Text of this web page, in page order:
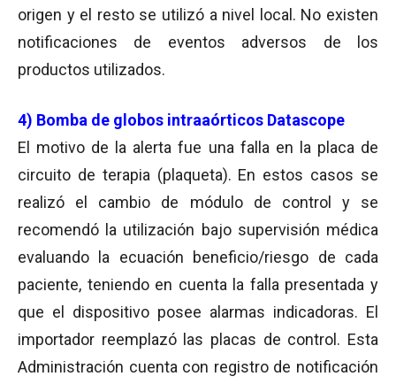
origen y el resto se utilizó a nivel local. No existen
notificaciones de eventos adversos de los
productos utilizados.
4) Bomba de globos intraaórticos Datascope
El motivo de la alerta fue una falla en la placa de
circuito de terapia (plaqueta). En estos casos se
realizó el cambio de módulo de control y se
recomendó la utilización bajo supervisión médica
evaluando la ecuación beneficio/riesgo de cada
paciente, teniendo en cuenta la falla presentada y
que el dispositivo posee alarmas indicadoras. El
importador reemplazó las placas de control. Esta
Administración cuenta con registro de notificación